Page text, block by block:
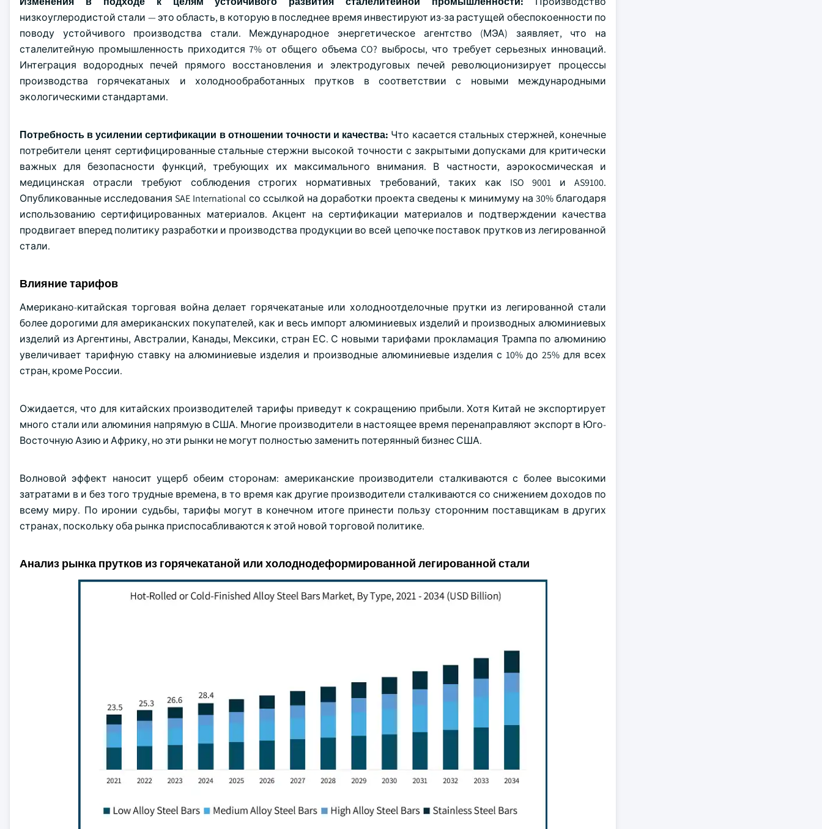
низкоуглеродистой стали — это область, в которую в последнее время инвестируют из-за растущей обеспокоенности по
поводу устойчивого производства стали. Международное энергетическое агентство (МЭА) заявляет, что на
сталелитейную промышленность приходится 7% от общего объема CO? выбросы, что требует серьезных инноваций.
Интеграция водородных печей прямого восстановления и электродуговых печей революционизирует процессы
производства горячекатаных и холоднообработанных прутков в соответствии с новыми международными
экологическими стандартами.
Потребность в усилении сертификации в отношении точности и качества: Что касается стальных стержней, конечные
потребители ценят сертифицированные стальные стержни высокой точности с закрытыми допусками для критически
важных для безопасности функций, требующих их максимального внимания. В частности, аэрокосмическая и
медицинская отрасли требуют соблюдения строгих нормативных требований, таких как ISO 9001 и AS9100.
Опубликованные исследования SAE International со ссылкой на доработки проекта сведены к минимуму на 30% благодаря
использованию сертифицированных материалов. Акцент на сертификации материалов и подтверждении качества
продвигает вперед политику разработки и производства продукции во всей цепочке поставок прутков из легированной
стали.
Влияние тарифов
Американо-китайская торговая война делает горячекатаные или холодноотделочные прутки из легированной стали
более дорогими для американских покупателей, как и весь импорт алюминиевых изделий и производных алюминиевых
изделий из Аргентины, Австралии, Канады, Мексики, стран ЕС. С новыми тарифами прокламация Трампа по алюминию
увеличивает тарифную ставку на алюминиевые изделия и производные алюминиевые изделия с 10% до 25% для всех
стран, кроме России.
Ожидается, что для китайских производителей тарифы приведут к сокращению прибыли. Хотя Китай не экспортирует
много стали или алюминия напрямую в США. Многие производители в настоящее время перенаправляют экспорт в Юго-
Восточную Азию и Африку, но эти рынки не могут полностью заменить потерянный бизнес США.
Волновой эффект наносит ущерб обеим сторонам: американские производители сталкиваются с более высокими
затратами в и без того трудные времена, в то время как другие производители сталкиваются со снижением доходов по
всему миру. По иронии судьбы, тарифы могут в конечном итоге принести пользу сторонним поставщикам в других
странах, поскольку оба рынка приспосабливаются к этой новой торговой политике.
Анализ рынка прутков из горячекатаной или холоднодеформированной легированной стали